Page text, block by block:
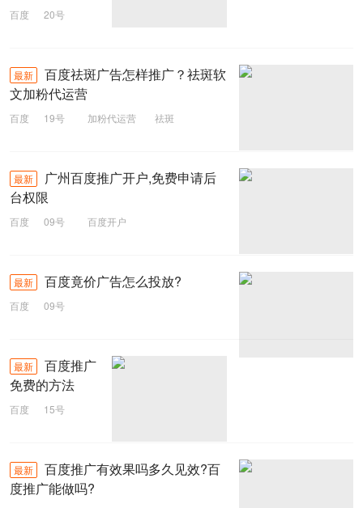
百度
20号
最新
百度祛斑广告怎样推广？祛斑软
文加粉代运营
百度 19号 加粉代运营
祛斑
最新
广州百度推广开户,免费申请后
台权限
百度 09号 百度开户
最新 百度竟价广告怎么投放?
百度 09号
最新
百度推广
免费的方法
百度
15号
最新
百度推广有效果吗多久见效?百
度推广能做吗?